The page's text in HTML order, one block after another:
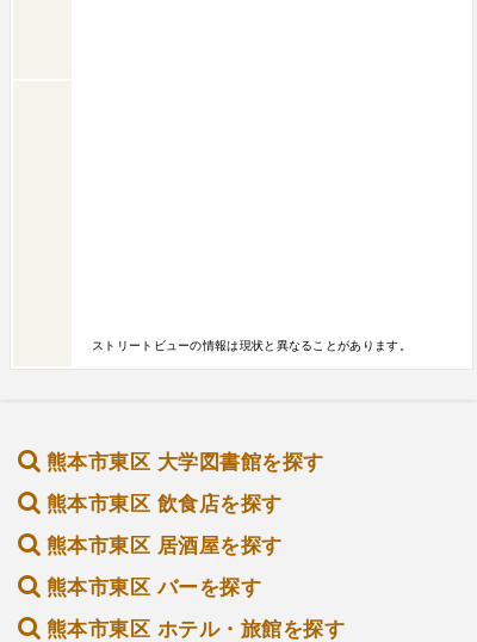
ストリートビューの情報は現状と異なることがあります。
熊本市東区 大学図書館を探す
熊本市東区 飲食店を探す
熊本市東区 居酒屋を探す
熊本市東区 バーを探す
熊本市東区 ホテル・旅館を探す